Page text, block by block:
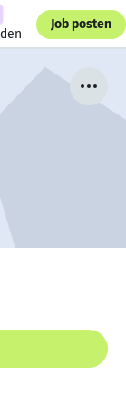
Job posten